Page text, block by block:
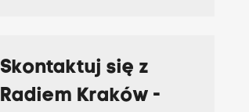
Skontaktuj się z
Radiem Kraków -